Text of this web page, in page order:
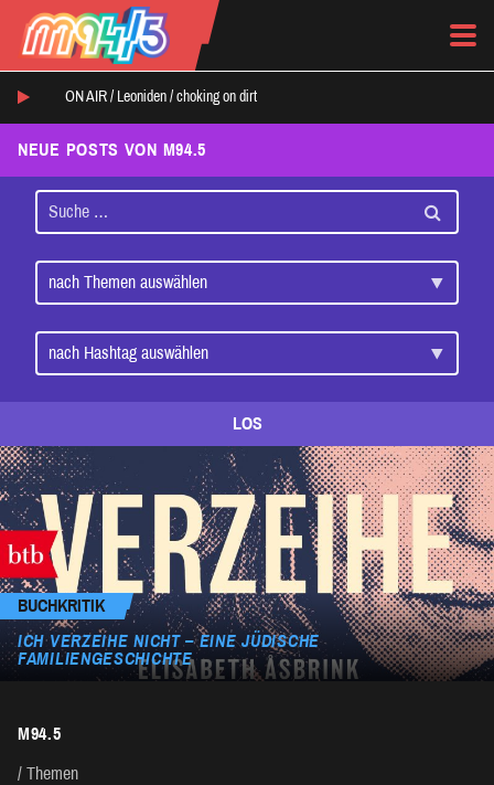
ON AIR / Leoniden / choking on dirt
NEUE POSTS VON M94.5
LOS
BUCHKRITIK
ICH VERZEIHE NICHT – EINE JÜDISCHE
FAMILIENGESCHICHTE
M94.5
Themen